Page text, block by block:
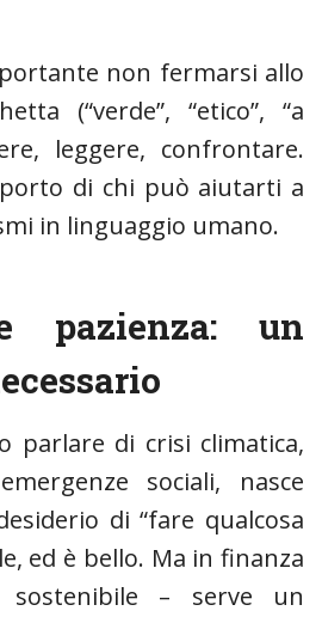
non fermarsi allo
(“verde”, “etico”, “a
leggere, confrontare.
di chi può aiutarti a
in linguaggio umano.
pazienza: un
parlare di crisi climatica,
sociali, nasce
di “fare qualcosa
ed è bello. Ma in finanza
sostenibile – serve un